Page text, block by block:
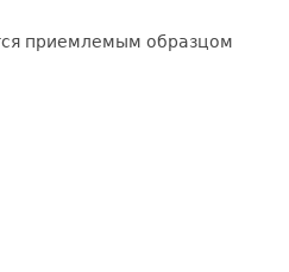
приемлемым образцом